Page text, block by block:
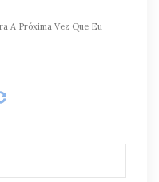
A Próxima Vez Que Eu